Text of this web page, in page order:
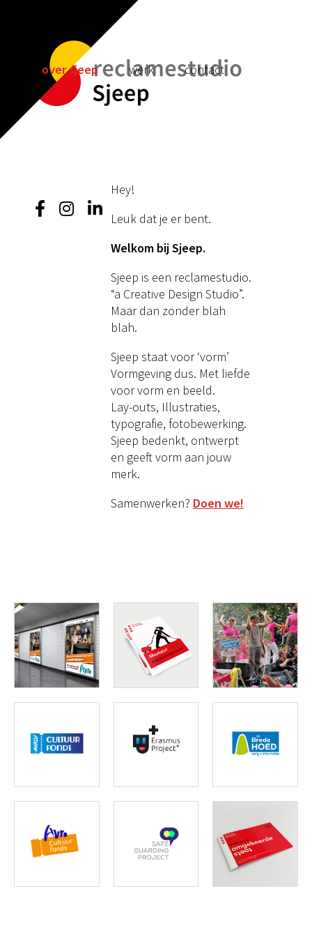
over sjeep werk contact
Hey!
Leuk dat je er bent.
Welkom bij Sjeep.
Sjeep is een reclamestudio.
“a Creative Design Studio”.
Maar dan zonder blah
blah.
Sjeep staat voor ‘vorm’
Vormgeving dus. Met liefde
voor vorm en beeld.
Lay-outs, Illustraties,
typografie, fotobewerking.
Sjeep bedenkt, ontwerpt
en geeft vorm aan jouw
merk.
Samenwerken? Doen we!